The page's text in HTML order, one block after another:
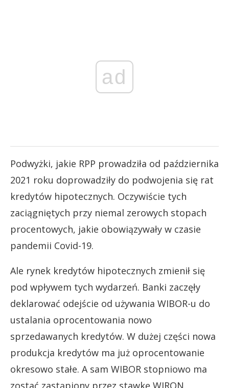
ad
Podwyżki, jakie RPP prowadziła od października
2021 roku doprowadziły do podwojenia się rat
kredytów hipotecznych. Oczywiście tych
zaciągniętych przy niemal zerowych stopach
procentowych, jakie obowiązywały w czasie
pandemii Covid-19.
Ale rynek kredytów hipotecznych zmienił się
pod wpływem tych wydarzeń. Banki zaczęły
deklarować odejście od używania WIBOR-u do
ustalania oprocentowania nowo
sprzedawanych kredytów. W dużej części nowa
produkcja kredytów ma już oprocentowanie
okresowo stałe. A sam WIBOR stopniowo ma
zostać zastąpiony przez stawkę WIRON.